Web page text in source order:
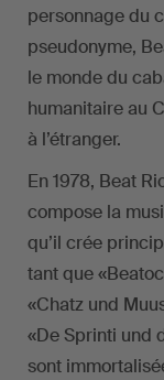
personnage du
pseudonyme,
le monde du
humanitaire au
à l’étranger.
En 1978, Beat
compose la
qu’il crée
tant que
«Chatz und
«De Sprinti und
sont